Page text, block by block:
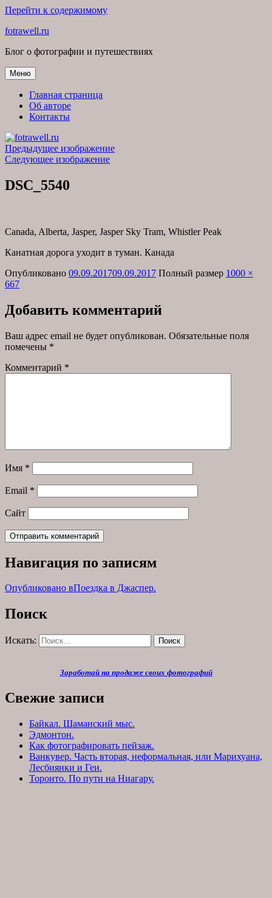
Перейти к содержимому
fotrawell.ru
Блог о фотографии и путешествиях
Меню
Главная страница
Об авторе
Контакты
Предыдущее изображение
Следующее изображение
DSC_5540
Canada, Alberta, Jasper, Jasper Sky Tram, Whistler Peak
Канатная дорога уходит в туман. Канада
Опубликовано 09.09.201709.09.2017 Полный размер 1000 ×
667
Добавить комментарий
Ваш адрес email не будет опубликован. Обязательные поля
помечены *
Комментарий *
Имя *
Email *
Сайт
Навигация по записям
Опубликовано вПоездка в Джаспер.
Поиск
Искать: Поиск
Заработай на продаже своих фотографий
Свежие записи
Байкал. Шаманский мыс.
Эдмонтон.
Как фотографировать пейзаж.
Ванкувер. Часть вторая, неформальная, или Марихуана,
Лесбиянки и Геи.
Торонто. По пути на Ниагару.